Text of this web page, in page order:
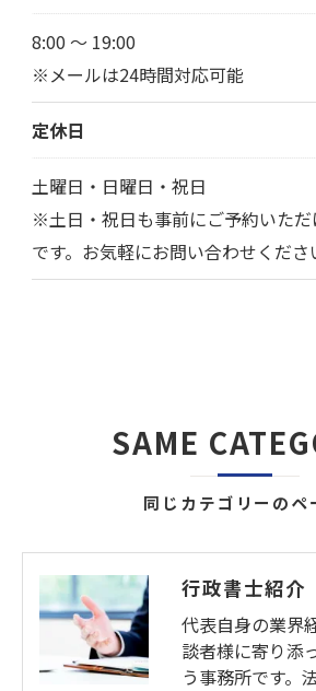
8:00 ～ 19:00
※メールは24時間対応可能
定休日
土曜日・日曜日・祝日
※土日・祝日も事前にご予約いた
です。お気軽にお問い合わせくださ
同じカテゴリーのペ
SAME
行政書士紹介
代表自身の業界
談者様に寄り添
う事務所です。